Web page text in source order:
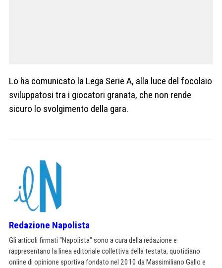
Lo ha comunicato la Lega Serie A, alla luce del focolaio
sviluppatosi tra i giocatori granata, che non rende
sicuro lo svolgimento della gara.
Redazione Napolista
Gli articoli firmati "Napolista" sono a cura della redazione e
rappresentano la linea editoriale collettiva della testata, quotidiano
online di opinione sportiva fondato nel 2010 da Massimiliano Gallo e